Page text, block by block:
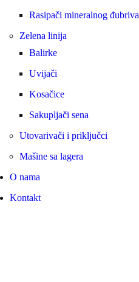
Rasipači mineralnog đubriva
Zelena linija
Balirke
Uvijači
Kosačice
Sakupljači sena
Utovarivači i priključci
Mašine sa lagera
O nama
Kontakt